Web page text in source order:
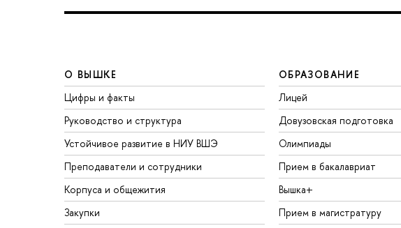
О ВЫШКЕ
Цифры и факты
Руководство и структура
Устойчивое развитие в НИУ ВШЭ
Преподаватели и сотрудники
Корпуса и общежития
Закупки
ОБРАЗОВАНИЕ
Лицей
Довузовская подготовка
Олимпиады
Прием в бакалавриат
Вышка+
Прием в магистратуру